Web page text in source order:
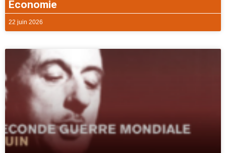
Economie
22 juin 2026